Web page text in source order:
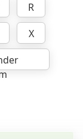
R
X